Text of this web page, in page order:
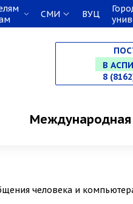
СМИ ВУЦ
НА
В
8
Международная
человека и